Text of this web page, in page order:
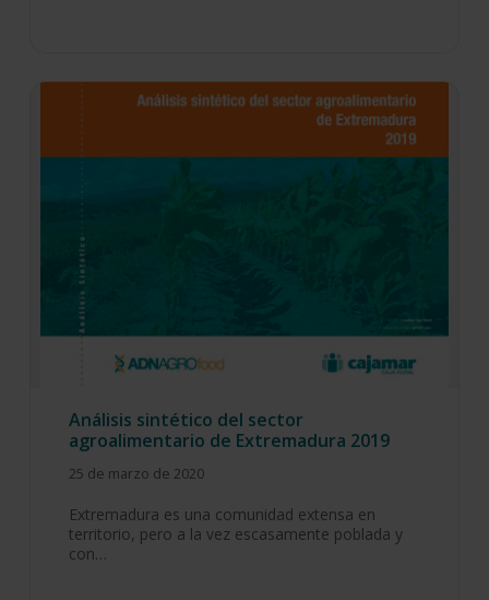
Análisis sintético del sector
agroalimentario de Extremadura 2019
25 de marzo de 2020
Extremadura es una comunidad extensa en
territorio, pero a la vez escasamente poblada y
con…